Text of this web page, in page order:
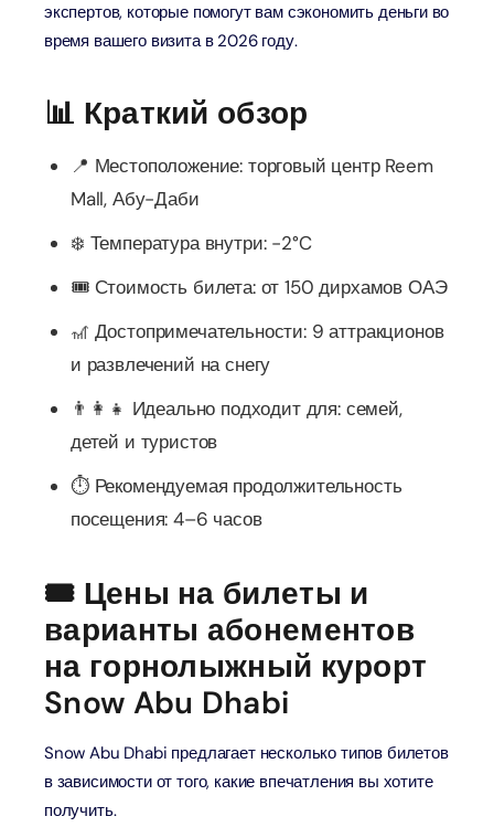
экспертов, которые помогут вам сэкономить деньги во
время вашего визита в 2026 году.
📊 Краткий обзор
📍 Местоположение: торговый центр Reem
Mall, Абу-Даби
❄️ Температура внутри: -2°C
🎟️ Стоимость билета: от 150 дирхамов ОАЭ
🎢 Достопримечательности: 9 аттракционов
и развлечений на снегу
👨‍👩‍👧 Идеально подходит для: семей,
детей и туристов
⏱️ Рекомендуемая продолжительность
посещения: 4–6 часов
🎟️ Цены на билеты и
варианты абонементов
на горнолыжный курорт
Snow Abu Dhabi
Snow Abu Dhabi предлагает несколько типов билетов
в зависимости от того, какие впечатления вы хотите
получить.